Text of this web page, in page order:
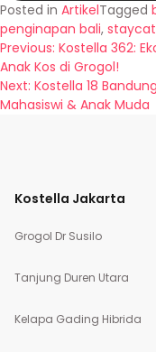
Posted in ArtikelTagged
penginapan bali,
Navigasi
pos
Previous: Kostella 362:
Anak Kos di Grogol!
Next: Kostella 18
Mahasiswi & Anak Muda
Kostella Jakarta
Grogol Dr Susilo
Tanjung Duren Utara
Kelapa Gading Hibrida